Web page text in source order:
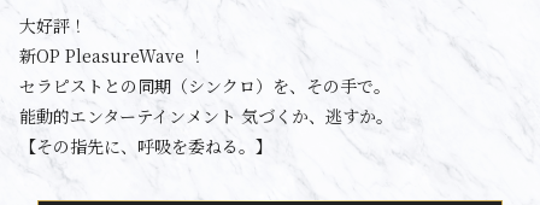
大好評！
新OP PleasureWave ！
セラピストとの同期（シンクロ）を、その手で。
能動的エンターテインメント 気づくか、逃すか。
【その指先に、呼吸を委ねる。】